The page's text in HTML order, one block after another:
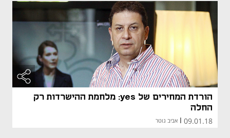
הורדת המחירים של yes: מלחמת ההישרדות רק
החלה
09.01.18 אביב גוטר